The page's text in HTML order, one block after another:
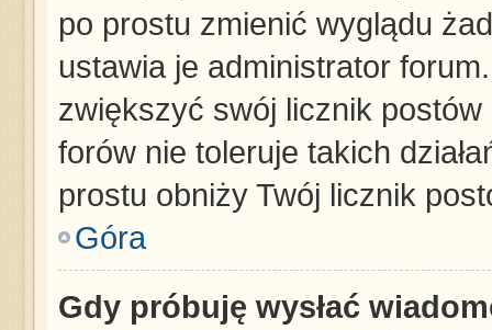
po prostu zmienić wyglądu
ustawia je administrator
zwiększyć swój licznik
forów nie toleruje takich
prostu obniży Twój licznik
Góra
Gdy próbuję wysłać